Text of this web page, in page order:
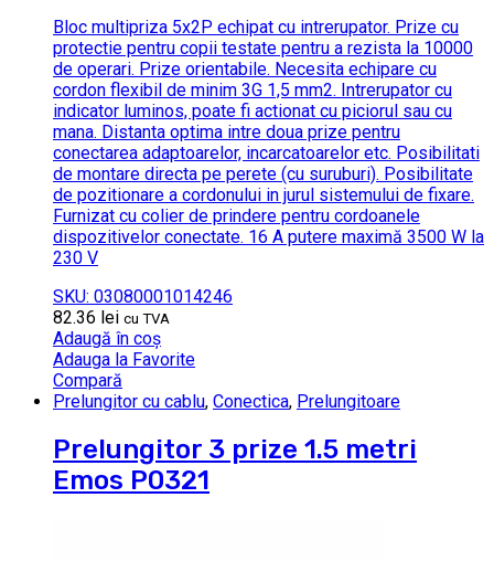
Bloc multipriza 5x2P echipat cu intrerupator. Prize cu
protectie pentru copii testate pentru a rezista la 10000
de operari. Prize orientabile. Necesita echipare cu
cordon flexibil de minim 3G 1,5 mm2. Intrerupator cu
indicator luminos, poate fi actionat cu piciorul sau cu
mana. Distanta optima intre doua prize pentru
conectarea adaptoarelor, incarcatoarelor etc. Posibilitati
de montare directa pe perete (cu suruburi). Posibilitate
de pozitionare a cordonului in jurul sistemului de fixare.
Furnizat cu colier de prindere pentru cordoanele
dispozitivelor conectate. 16 A putere maximă 3500 W la
230 V
SKU: 03080001014246
82.36 lei cu TVA
Adaugă în coș
Adauga la Favorite
Compară
Prelungitor cu cablu, Conectica, Prelungitoare
Prelungitor 3 prize 1.5 metri
Emos P0321